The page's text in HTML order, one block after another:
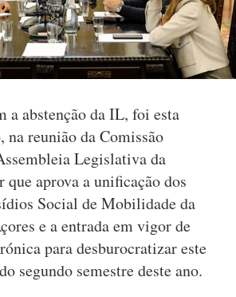
a abstenção da IL, foi esta
na reunião da Comissão
Legislativa da
que aprova a unificação dos
Social de Mobilidade da
e a entrada em vigor de
para desburocratizar este
segundo semestre deste ano.